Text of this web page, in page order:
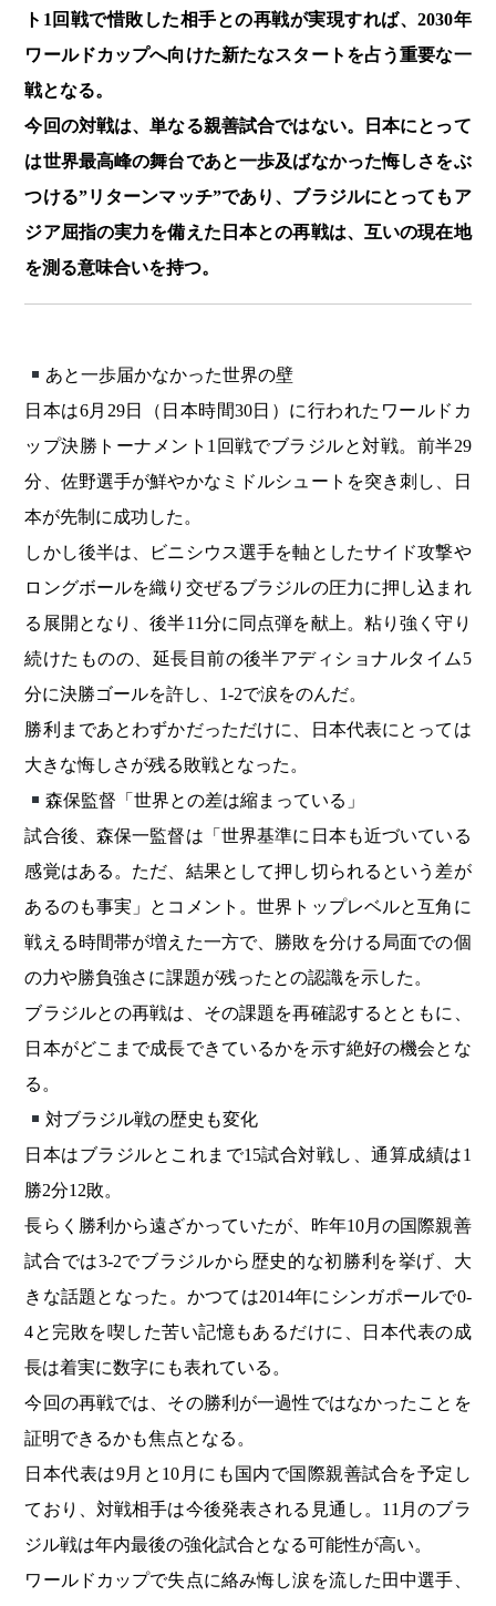
ト1回戦で惜敗した相手との再戦が実現すれば、2030年
ワールドカップへ向けた新たなスタートを占う重要な一
戦となる。
今回の対戦は、単なる親善試合ではない。日本にとって
は世界最高峰の舞台であと一歩及ばなかった悔しさをぶ
つける”リターンマッチ”であり、ブラジルにとってもア
ジア屈指の実力を備えた日本との再戦は、互いの現在地
を測る意味合いを持つ。
あと一歩届かなかった世界の壁
日本は6月29日（日本時間30日）に行われたワールドカ
ップ決勝トーナメント1回戦でブラジルと対戦。前半29
分、佐野選手が鮮やかなミドルシュートを突き刺し、日
本が先制に成功した。
しかし後半は、ビニシウス選手を軸としたサイド攻撃や
ロングボールを織り交ぜるブラジルの圧力に押し込まれ
る展開となり、後半11分に同点弾を献上。粘り強く守り
続けたものの、延長目前の後半アディショナルタイム5
分に決勝ゴールを許し、1-2で涙をのんだ。
勝利まであとわずかだっただけに、日本代表にとっては
大きな悔しさが残る敗戦となった。
森保監督「世界との差は縮まっている」
試合後、森保一監督は「世界基準に日本も近づいている
感覚はある。ただ、結果として押し切られるという差が
あるのも事実」とコメント。世界トップレベルと互角に
戦える時間帯が増えた一方で、勝敗を分ける局面での個
の力や勝負強さに課題が残ったとの認識を示した。
ブラジルとの再戦は、その課題を再確認するとともに、
日本がどこまで成長できているかを示す絶好の機会とな
る。
対ブラジル戦の歴史も変化
日本はブラジルとこれまで15試合対戦し、通算成績は1
勝2分12敗。
長らく勝利から遠ざかっていたが、昨年10月の国際親善
試合では3-2でブラジルから歴史的な初勝利を挙げ、大
きな話題となった。かつては2014年にシンガポールで0-
4と完敗を喫した苦い記憶もあるだけに、日本代表の成
長は着実に数字にも表れている。
今回の再戦では、その勝利が一過性ではなかったことを
証明できるかも焦点となる。
日本代表は9月と10月にも国内で国際親善試合を予定し
ており、対戦相手は今後発表される見通し。11月のブラ
ジル戦は年内最後の強化試合となる可能性が高い。
ワールドカップで失点に絡み悔し涙を流した田中選手、